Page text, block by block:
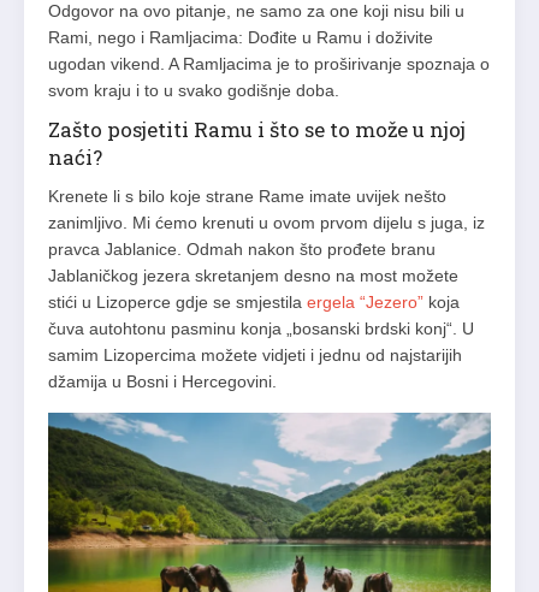
Odgovor na ovo pitanje, ne samo za one koji nisu bili u
Rami, nego i Ramljacima: Dođite u Ramu i doživite
ugodan vikend. A Ramljacima je to proširivanje spoznaja o
svom kraju i to u svako godišnje doba.
Zašto posjetiti Ramu i što se to može u njoj
naći?
Krenete li s bilo koje strane Rame imate uvijek nešto
zanimljivo. Mi ćemo krenuti u ovom prvom dijelu s juga, iz
pravca Jablanice. Odmah nakon što prođete branu
Jablaničkog jezera skretanjem desno na most možete
stići u Lizoperce gdje se smjestila ergela “Jezero” koja
čuva autohtonu pasminu konja „bosanski brdski konj“. U
samim Lizopercima možete vidjeti i jednu od najstarijih
džamija u Bosni i Hercegovini.